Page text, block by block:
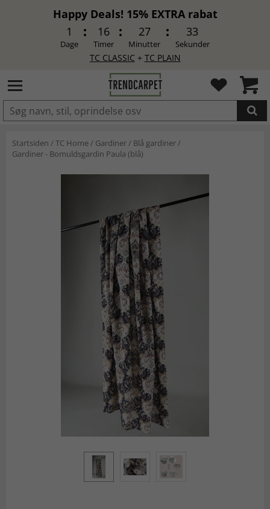
Happy Deals! 15% EXTRA rabat
1
Dage
16
Timer
27
Minutter
33
Sekunder
TC CLASSIC + TC PLAIN
LAGT I INDKØBSKURVEN.
Startsiden /TC Home/ Gardiner/ Blå gardiner/
Gardiner - Bomuldsgardin Paula (blå)